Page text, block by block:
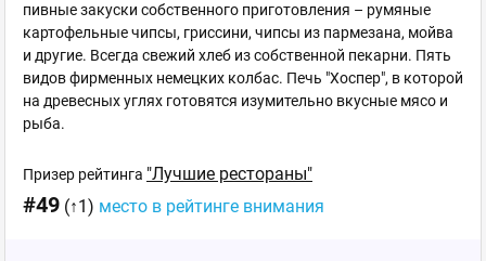
пивные закуски собственного приготовления – румяные
картофельные чипсы, гриссини, чипсы из пармезана, мойва
и другие. Всегда свежий хлеб из собственной пекарни. Пять
видов фирменных немецких колбас. Печь "Хоспер", в которой
на древесных углях готовятся изумительно вкусные мясо и
рыба.
Призер рейтинга "Лучшие рестораны"
#49 (↑1) место в рейтинге внимания